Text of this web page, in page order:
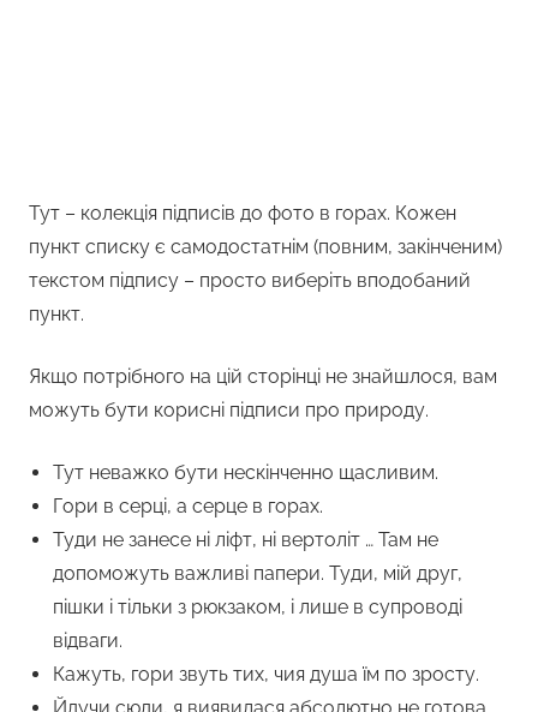
Тут – колекція підписів до фото в горах. Кожен
пункт списку є самодостатнім (повним, закінченим)
текстом підпису – просто виберіть вподобаний
пункт.
Якщо потрібного на цій сторінці не знайшлося, вам
можуть бути корисні підписи про природу.
Тут неважко бути нескінченно щасливим.
Гори в серці, а серце в горах.
Туди не занесе ні ліфт, ні вертоліт … Там не
допоможуть важливі папери. Туди, мій друг,
пішки і тільки з рюкзаком, і лише в супроводі
відваги.
Кажуть, гори звуть тих, чия душа їм по зросту.